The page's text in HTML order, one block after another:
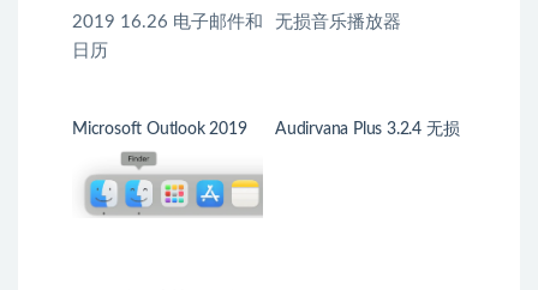
Microsoft Outlook 2019
16.26 电子邮件和日历
Audirvana Plus 3.2.4 无损